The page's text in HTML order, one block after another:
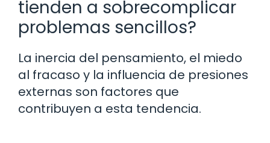
tienden a sobrecomplicar
problemas sencillos?
La inercia del pensamiento, el miedo
al fracaso y la influencia de presiones
externas son factores que
contribuyen a esta tendencia.